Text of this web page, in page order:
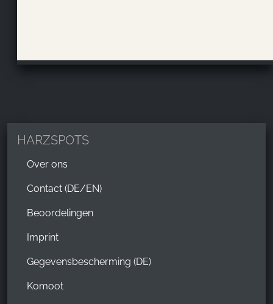
HARZSPOTS
Over ons
Contact (DE/EN)
Beoordelingen
Imprint
Gegevensbescherming (DE)
Komoot